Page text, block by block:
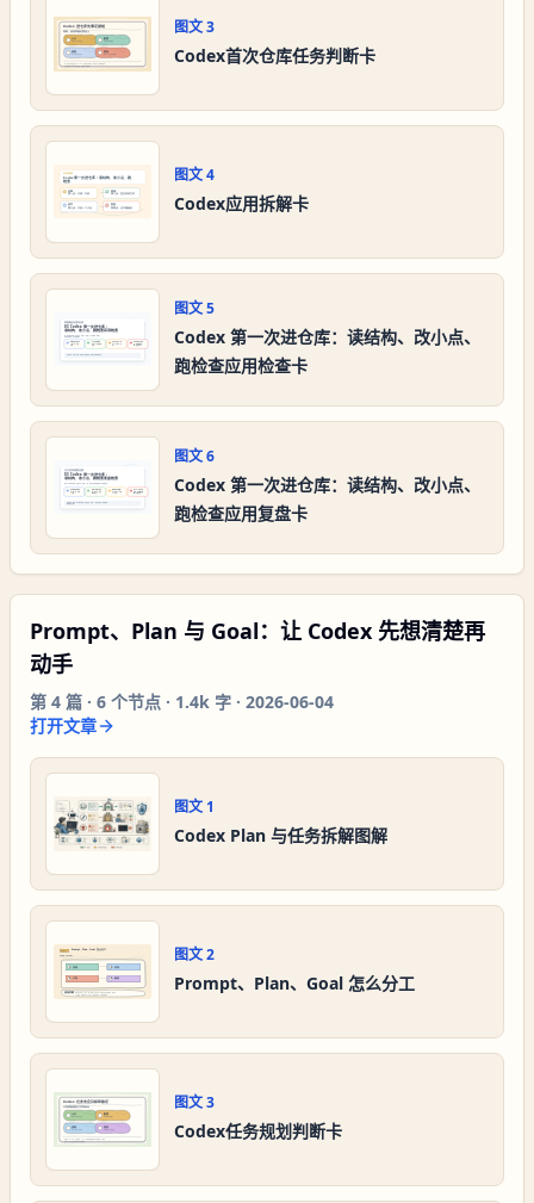
图文3
Codex首次仓库任务判断卡
图文4
Codex应用拆解卡
图文5
Codex 第一次进仓库：读结构、改小点、
跑检查应用检查卡
图文6
Codex 第一次进仓库：读结构、改小点、
跑检查应用复盘卡
Prompt、Plan 与 Goal：让 Codex 先想清楚再
动手
第 4 篇 · 6 个节点 · 1.4k 字 · 2026-06-04
打开文章
图文 1
Codex Plan 与任务拆解图解
图文2
Prompt、Plan、Goal 怎么分工
图文3
Codex任务规划判断卡